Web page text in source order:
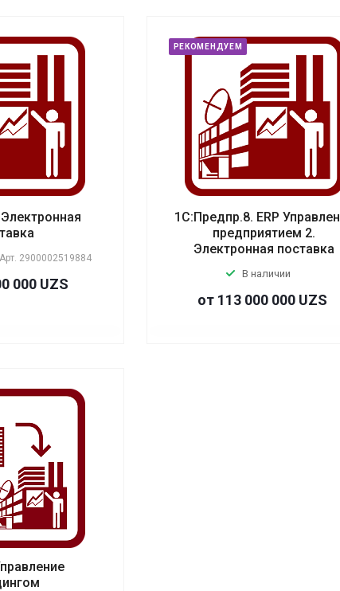
Электронная
Арт. 2900002519884
000 UZS
РЕКОМЕНДУЕМ
1С:Предпр.8. ERP
предприятием 2.
Электронная поставка
В наличии
от 113 000 000 UZS